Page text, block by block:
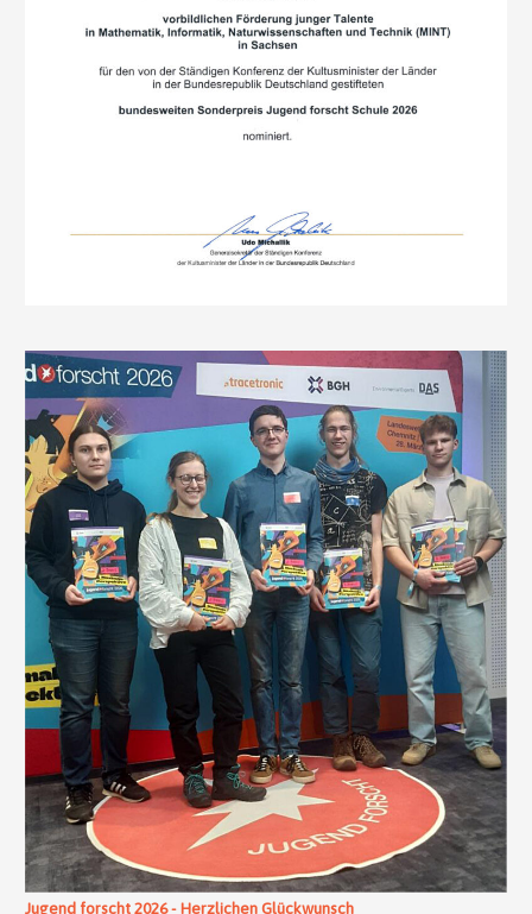
Jugend forscht 2026 - Herzlichen Glückwunsch